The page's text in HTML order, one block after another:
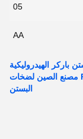
05
AA
باركر الهيدروليكية
PVE21AR05AA10A1800000100100CD0A مصنع الصين لضخات
البستن